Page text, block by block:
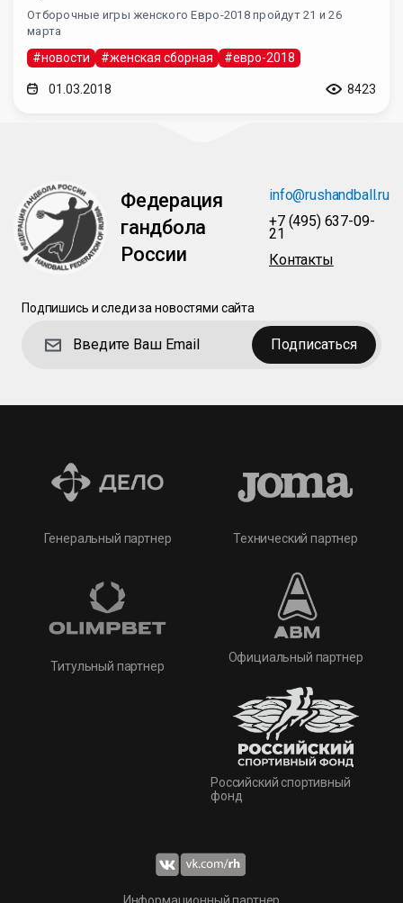
Отборочные игры женского Евро-2018 пройдут 21 и 26
марта
#новости #женская сборная #евро-2018
01.03.2018 8423
Федерация
гандбола
России
info@rushandball.ru
+7 (495) 637-09-
21
Контакты
Подпишись и следи за новостями сайта
Подписаться
Генеральный партнер
Титульный партнер
Технический партнер
Официальный партнер
Российский спортивный
фонд